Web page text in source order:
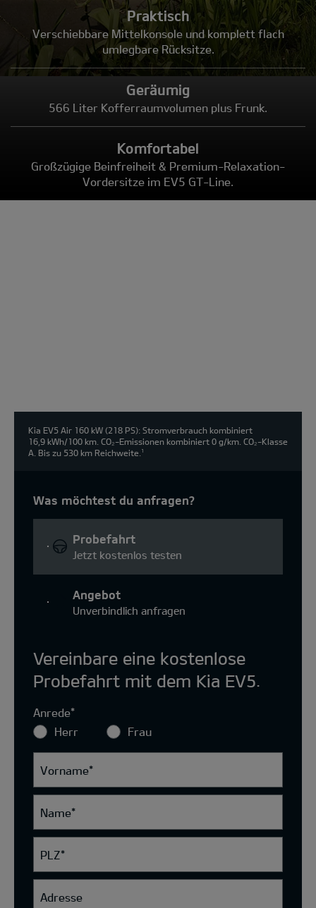
Praktisch
Verschiebbare Mittelkonsole und komplett flach
umlegbare Rücksitze.
Geräumig
566 Liter Kofferraumvolumen plus Frunk.
Komfortabel
Großzügige Beinfreiheit & Premium-Relaxation-
Vordersitze im EV5 GT-Line.
Kia EV5 Air 160 kW (218 PS): Stromverbrauch kombiniert
16,9 kWh/100 km. CO₂-Emissionen kombiniert 0 g/km. CO₂-Klasse
A. Bis zu 530 km Reichweite.
1
Was möchtest du anfragen?
Probefahrt
Jetzt kostenlos testen
Angebot
Unverbindlich anfragen
Vereinbare eine kostenlose
Probefahrt mit dem Kia EV5.
Anrede*
Herr
Frau
Vorname*
Name*
PLZ*
Adresse